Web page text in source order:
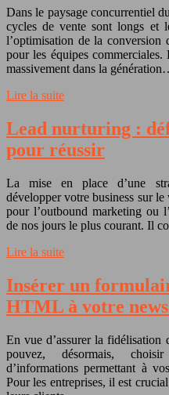
Dans le paysage concurrentiel
cycles de vente sont longs et
l’optimisation de la conversion
pour les équipes commerciales.
massivement dans la
Lire la suite
Lead nurturing :
pour réussir
La mise en place d’une
développer votre business sur
pour l’outbound marketing ou
de nos jours le plus courant. Il
Lire la suite
Insérer un
HTML à votre
En vue d’assurer la fidélisation
pouvez, désormais,
d’informations permettant à
Pour les entreprises, il est